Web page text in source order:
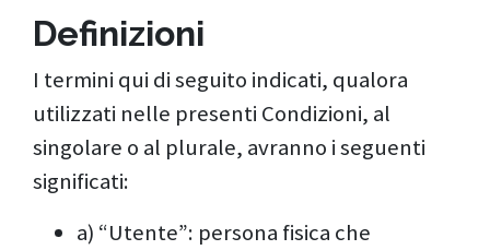
Definizioni
I termini qui di seguito indicati, qualora
utilizzati nelle presenti Condizioni, al
singolare o al plurale, avranno i seguenti
significati:
a) “Utente”: persona fisica che